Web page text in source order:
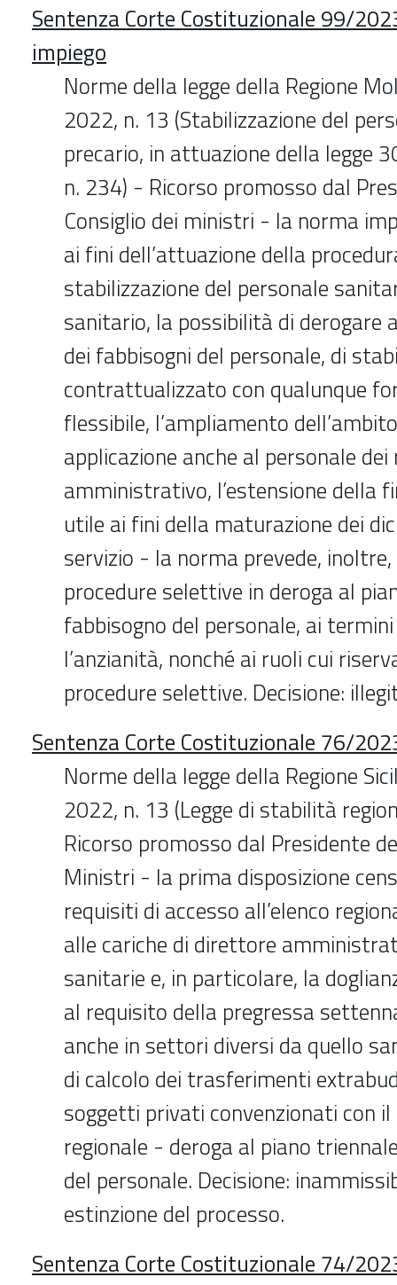
Sentenza Corte Costituzionale 99/
impiego
Norme della legge della Regione
2022, n. 13 (Stabilizzazione del
precario, in attuazione della legge
n. 234) - Ricorso promosso dal
Consiglio dei ministri - la norma
ai fini dell’attuazione della
stabilizzazione del personale
sanitario, la possibilità di derogare
dei fabbisogni del personale, di
contrattualizzato con qualunque
flessibile, l’ampliamento
applicazione anche al personale
amministrativo, l’estensione della
utile ai fini della maturazione dei
servizio - la norma prevede,
procedure selettive in deroga al
fabbisogno del personale, ai
l’anzianità, nonché ai ruoli cui
procedure selettive. Decisione:
Sentenza Corte Costituzionale 76/
Norme della legge della Regione
2022, n. 13 (Legge di stabilità
Ricorso promosso dal Presidente
Ministri - la prima disposizione
requisiti di accesso all’elenco
alle cariche di direttore
sanitarie e, in particolare, la
al requisito della pregressa
anche in settori diversi da quello
di calcolo dei trasferimenti
soggetti privati convenzionati con
regionale - deroga al piano
del personale. Decisione:
estinzione del processo.
Sentenza Corte Costituzionale 74/